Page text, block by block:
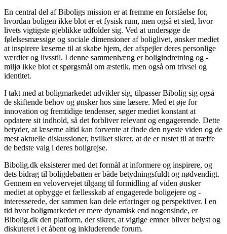
En central del af Biboligs mission er at fremme en forståelse for,
hvordan boligen ikke blot er et fysisk rum, men også et sted, hvor
livets vigtigste øjeblikke udfolder sig. Ved at undersøge de
følelsesmæssige og sociale dimensioner af boliglivet, ønsker mediet
at inspirere læserne til at skabe hjem, der afspejler deres personlige
værdier og livsstil. I denne sammenhæng er boligindretning og -
miljø ikke blot et spørgsmål om æstetik, men også om trivsel og
identitet.
I takt med at boligmarkedet udvikler sig, tilpasser Bibolig sig også
de skiftende behov og ønsker hos sine læsere. Med et øje for
innovation og fremtidige tendenser, søger mediet konstant at
opdatere sit indhold, så det forbliver relevant og engagerende. Dette
betyder, at læserne altid kan forvente at finde den nyeste viden og de
mest aktuelle diskussioner, hvilket sikrer, at de er rustet til at træffe
de bedste valg i deres boligrejse.
Bibolig.dk eksisterer med det formål at informere og inspirere, og
dets bidrag til boligdebatten er både betydningsfuldt og nødvendigt.
Gennem en velovervejet tilgang til formidling af viden ønsker
mediet at opbygge et fællesskab af engagerede boligejere og -
interesserede, der sammen kan dele erfaringer og perspektiver. I en
tid hvor boligmarkedet er mere dynamisk end nogensinde, er
Bibolig.dk den platform, der sikrer, at vigtige emner bliver belyst og
diskuteret i et åbent og inkluderende forum.